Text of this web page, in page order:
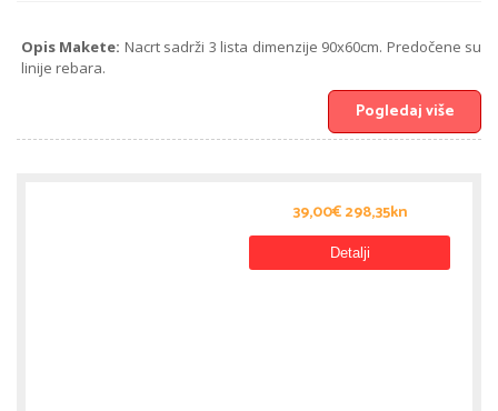
Opis Makete: Nacrt sadrži 3 lista dimenzije 90x60cm. Predočene su
linije rebara.
Pogledaj više
39,00€ 298,35kn
Detalji